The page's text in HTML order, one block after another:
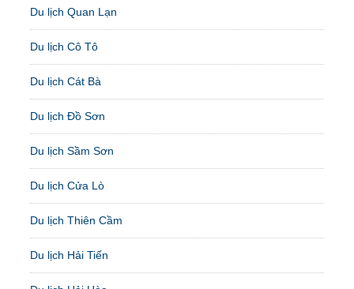
Du lịch Quan Lạn
Du lịch Cô Tô
Du lịch Cát Bà
Du lịch Đồ Sơn
Du lịch Sầm Sơn
Du lịch Cửa Lò
Du lịch Thiên Cầm
Du lịch Hải Tiến